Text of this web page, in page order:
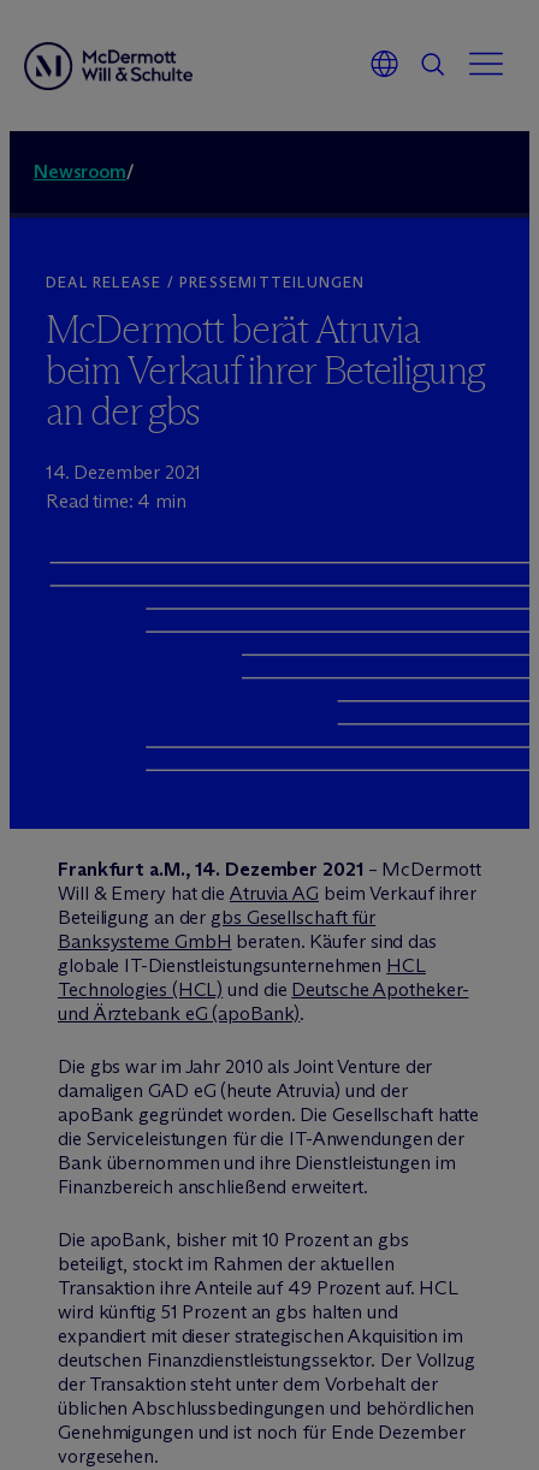
Newsroom/
DEAL RELEASE / PRESSEMITTEILUNGEN
McDermott berät Atruvia
beim Verkauf ihrer Beteiligung
an der gbs
14. Dezember 2021
Read time: 4 min
Frankfurt a.M., 14. Dezember 2021 – McDermott
Will & Emery hat die Atruvia AG beim Verkauf ihrer
Beteiligung an der gbs Gesellschaft für
Banksysteme GmbH beraten. Käufer sind das
globale IT-Dienstleistungsunternehmen HCL
Technologies (HCL) und die Deutsche Apotheker-
und Ärztebank eG (apoBank).
Die gbs war im Jahr 2010 als Joint Venture der
damaligen GAD eG (heute Atruvia) und der
apoBank gegründet worden. Die Gesellschaft hatte
die Serviceleistungen für die IT-Anwendungen der
Bank übernommen und ihre Dienstleistungen im
Finanzbereich anschließend erweitert.
Die apoBank, bisher mit 10 Prozent an gbs
beteiligt, stockt im Rahmen der aktuellen
Transaktion ihre Anteile auf 49 Prozent auf. HCL
wird künftig 51 Prozent an gbs halten und
expandiert mit dieser strategischen Akquisition im
deutschen Finanzdienstleistungssektor. Der Vollzug
der Transaktion steht unter dem Vorbehalt der
üblichen Abschlussbedingungen und behördlichen
Genehmigungen und ist noch für Ende Dezember
vorgesehen.